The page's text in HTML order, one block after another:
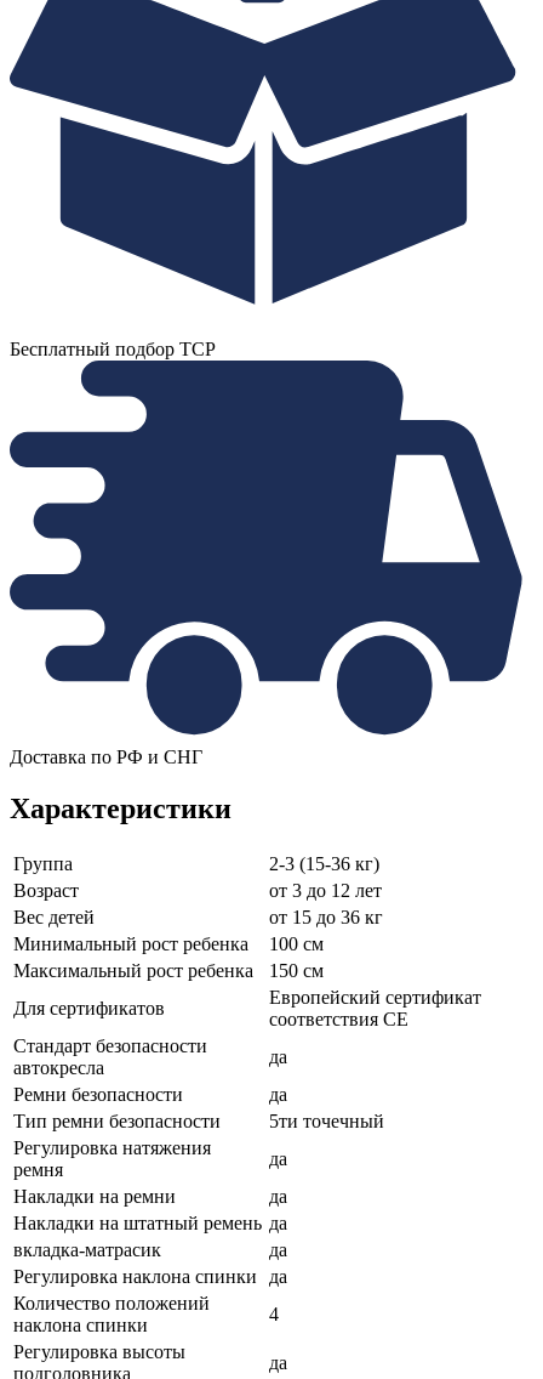
Бесплатный подбор ТСР
Доставка по РФ и СНГ
Характеристики
Группа
2-3 (15-36 кг)
Возраст
от 3 до 12 лет
Вес детей
от 15 до 36 кг
Минимальный рост ребенка
100 см
Максимальный рост ребенка
150 см
Для сертификатов
Европейский сертификат
соответствия СЕ
Стандарт безопасности
автокресла
да
Ремни безопасности
да
Тип ремни безопасности
5ти точечный
Регулировка натяжения
ремня
да
Накладки на ремни
да
Накладки на штатный ремень да
вкладка-матрасик
да
Регулировка наклона спинки
да
Количество положений
наклона спинки
4
Регулировка высоты
подголовника
да